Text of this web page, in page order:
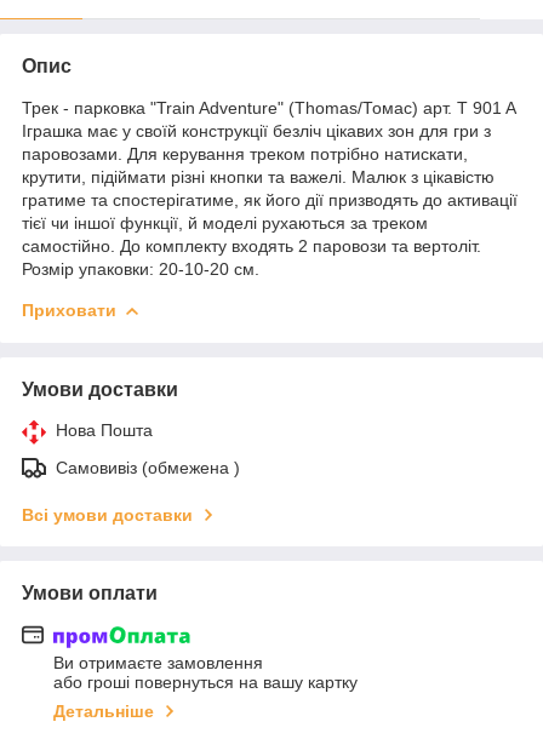
Опис
Трек - парковка "Train Adventure" (Thomas/Томас) арт. T 901 A
Іграшка має у своїй конструкції безліч цікавих зон для гри з
паровозами. Для керування треком потрібно натискати,
крутити, підіймати різні кнопки та важелі. Малюк з цікавістю
гратиме та спостерігатиме, як його дії призводять до активації
тієї чи іншої функції, й моделі рухаються за треком
самостійно. До комплекту входять 2 паровози та вертоліт.
Розмір упаковки: 20-10-20 см.
Приховати
Умови доставки
Нова Пошта
Самовивіз (обмежена )
Всі умови доставки
Умови оплати
Ви отримаєте замовлення
або гроші повернуться на вашу картку
Детальніше